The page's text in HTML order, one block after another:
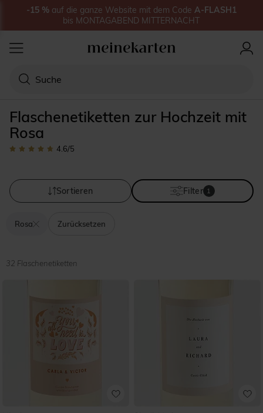
Flaschenetiketten zur Hochzeit mit
Rosa
4.6/5
Sortieren Filter 1
Rosa Zurücksetzen
32 Flaschenetiketten
-15 % auf die ganze Website mit dem Code A-FLASH1
bis MONTAGABEND MITTERNACHT